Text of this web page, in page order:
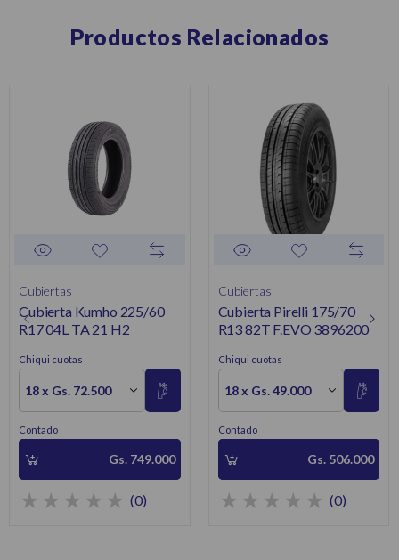
Productos Relacionados
Cubiertas
Cubierta Kumho 225/60
R17 04L TA 21 H2
Chiqui cuotas
18 x Gs. 72.500
Contado
Gs. 749.000
(0)
Cubiertas
Cubierta Pirelli 175/70
R13 82T F.EVO 3896200
Chiqui cuotas
18 x Gs. 49.000
Contado
Gs. 506.000
(0)